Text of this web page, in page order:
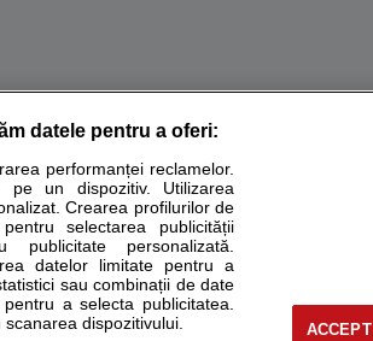
Ele nu pot substitui consultul medical direct si
fie medicul Dvs., fie unul dintre medicii pe care
pacient
datele pentru a oferi:
performanței reclamelor.
pe un dispozitiv. Utilizarea
Crearea profilurilor de
selectarea publicității
publicitate personalizată.
datelor limitate pentru a
sau combinații de date
a selecta publicitatea.
dispozitivului.